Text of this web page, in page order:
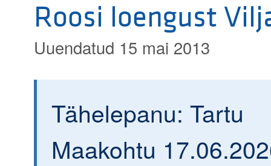
Roosi loengust
Uuendatud 15 mai 2013
Tähelepanu: Tartu
Maakohtu